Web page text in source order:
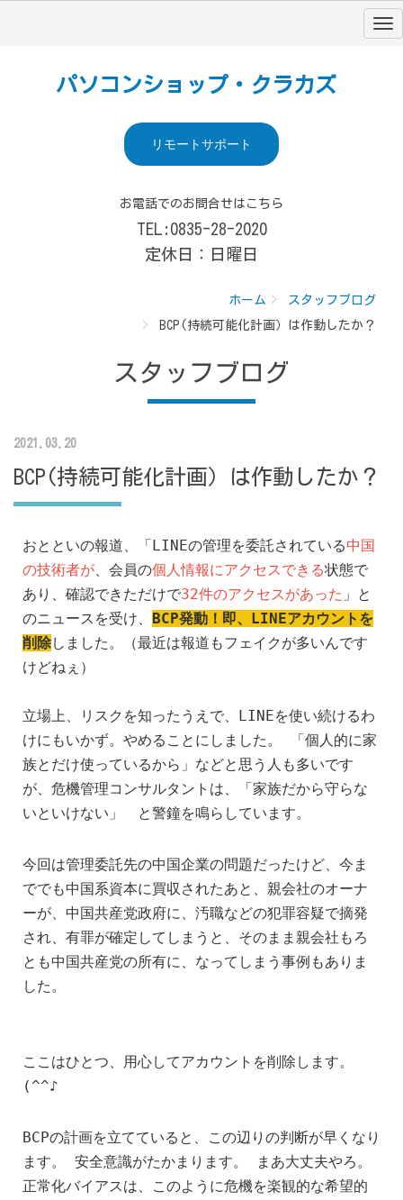
パソコンショップ・クラカズ
リモートサポート
お電話でのお問合せはこちら
TEL:0835-28-2020
定休日：日曜日
ホーム
スタッフブログ
BCP(持続可能化計画）は作動したか？
スタッフブログ
2021.03.20
BCP(持続可能化計画）は作動したか？
おとといの報道、「LINEの管理を委託されている中国
の技術者が、会員の個人情報にアクセスできる状態で
あり、確認できただけで32件のアクセスがあった 」と
のニュースを受け、 BCP発動！即、LINEアカウントを
削除しました。（最近は報道もフェイクが多いんです
けどねぇ）
立場上、リスクを知ったうえで、LINEを使い続けるわ
けにもいかず。やめることにしました。 「個人的に家
族とだけ使っているから」などと思う人も多いです
が、危機管理コンサルタントは、「家族だから守らな
いといけない」 と警鐘を鳴らしています。
今回は管理委託先の中国企業の問題だったけど、今ま
ででも中国系資本に買収されたあと、親会社のオーナ
ーが、中国共産党政府に、汚職などの犯罪容疑で摘発
され、有罪が確定してしまうと、そのまま親会社もろ
とも中国共産党の所有に、なってしまう事例もありま
した。
ここはひとつ、用心してアカウントを削除します。
(^^♪
BCPの計画を立てていると、この辺りの判断が早くなり
ます。 安全意識がたかまります。 まあ大丈夫やろ。
正常化バイアスは、このように危機を楽観的な希望的